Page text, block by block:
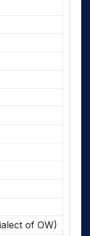
of OW)